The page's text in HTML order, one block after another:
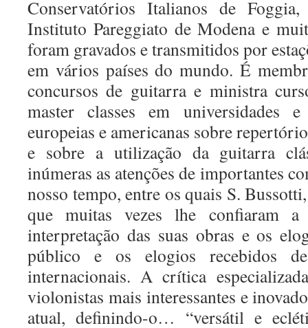
Conservatórios Italianos de
Instituto Pareggiato de Modena e
foram gravados e transmitidos por
em vários países do mundo. É
concursos de guitarra e ministra
master classes em universidades
europeias e americanas sobre
e sobre a utilização da guitarra
inúmeras as atenções de importantes
nosso tempo, entre os quais S.
que muitas vezes lhe confiaram a
interpretação das suas obras e os
público e os elogios recebidos
internacionais. A crítica
violonistas mais interessantes e
atual, definindo-o… “versátil e